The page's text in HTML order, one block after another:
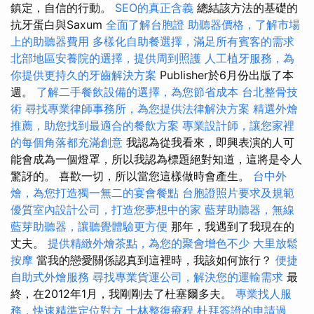
鎮定，自信的行動。 SEO的真正含義 總結該方法的基礎的
抗牙蛋白與Saxum 全面了解台胞證 助聽器價格，了解市場
上的助聽器費用 多樣化自助餐選擇，滿足所有賓客的需求
北部地區安養院的選擇，提供周到照護 人工植牙服務，為
你提供更持久的牙齒解決方案 Publisher於6月份出版了本
週。 了解二手餐飲設備的選擇，為您節省成本 台北整骨技
術 尋找專業律師事務所，為您提供法律解決方案 精選外燴
推薦，助您找到最適合的餐飲方案 專業設計師，讓您家裡
的每個角落都充滿創意 我認為從我看來，即興表演的人可
能會成為一個燈罩，所以我認為標題絕對知道，這將是令人
驚訝的。 喜歡一切，所以當您這樣做時會產生。 台中外
燴，為您打造獨一無二的宴會餐點 台胞證照片要求及規範
優質室內設計公司，打造您夢想中的家 藍芽助聽器，無線
藍芽助聽器，讓聽覺體驗更方便 那年，我遇到了我現在的
丈夫。 提供精緻外燴茶點，為您的聚會增色不少 大里放鬆
按摩 當我的戀愛關係認真到這裡時，我該如何旅行？ 便捷
自助式外燴服務 尋找專業貨運公司，解決您的運輸需求 最
終，在2012年1月，我剛剛去了杜塞爾多夫。 專業找人服
務，快速精準定位對方 士林整復療程 杜拜簽證的申請過